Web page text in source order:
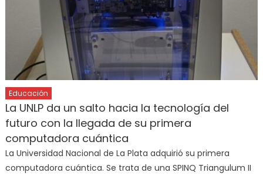
Educación
La UNLP da un salto hacia la tecnología del
futuro con la llegada de su primera
computadora cuántica
La Universidad Nacional de La Plata adquirió su primera
computadora cuántica. Se trata de una SPINQ Triangulum II